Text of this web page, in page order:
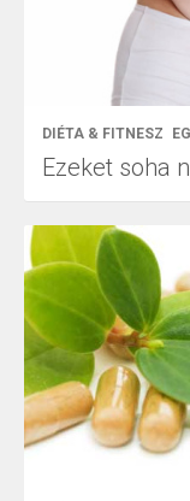
DIÉTA & FITNESZ
Ezeket soha